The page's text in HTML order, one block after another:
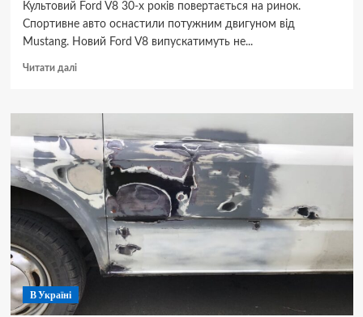
Культовий Ford V8 30-х років повертається на ринок.
Спортивне авто оснастили потужним двигуном від
Mustang. Новий Ford V8 випускатимуть не...
Читати даліДокладніше
класичний
спорткар
Ford
30-
повернули
у
виробництво
(фото)
В Україні